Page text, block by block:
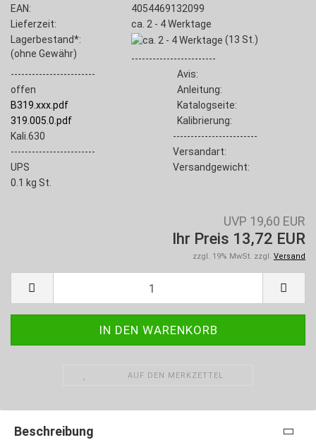
EAN:
4054469132099
Lieferzeit:
ca. 2 - 4 Werktage
Lagerbestand*:
(ohne Gewähr)
(13 St.)
------------------------
------------------------
Avis:
offen
Anleitung:
B319.xxx.pdf
Katalogseite:
319.005.0.pdf
Kalibrierung:
Kali.630
------------------------
------------------------
Versandart:
UPS
Versandgewicht:
0.1 kg St.
UVP 19,60 EUR
Ihr Preis 13,72 EUR
zzgl. 19% MwSt. zzgl. Versand
AUF DEN MERKZETTEL
Beschreibung